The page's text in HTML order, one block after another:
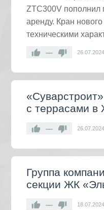
ZTC300V пополнил
аренду. Кран
техническими
— 26.07.2024
с террасами в
— 26.07.2024
Группа
секции ЖК
— 18.07.2024